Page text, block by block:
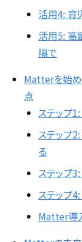
活用4: 育
活用5: 高
隔で
Matterを始め
点
ステップ
ステップ
る
ステップ
ステップ
Matter導